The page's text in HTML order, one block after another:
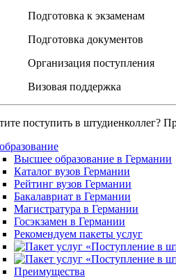
Подготовка к экзаменам
Подготовка документов
Организация поступления
Визовая поддержка
поступить в штудиенколлег?
Высшее образование в Германии
Каталог вузов Германии
Рейтинг вузов Германии
Бакалавриат в Германии
Магистратура в Германии
Госэкзамен в Германии
Рекомендуем пакеты услуг
Преимущества